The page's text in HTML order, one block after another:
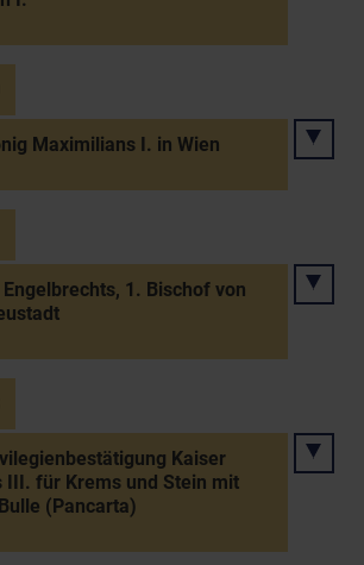
Maximilians I. in Wien
1. Bischof von
Kaiser
III. für Krems und Stein mit
(Pancarta)